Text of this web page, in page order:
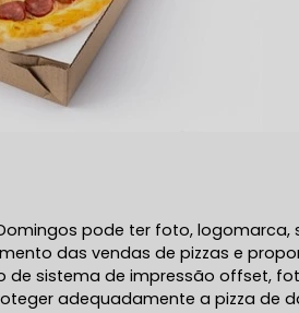
pode ter foto,
das vendas de pizzas e
de sistema de impressão offset,
adequadamente a pizza de